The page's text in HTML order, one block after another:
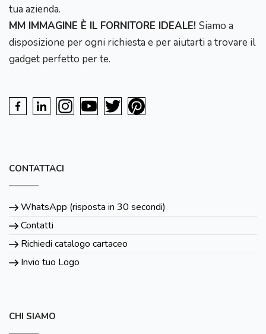
tua azienda.
MM IMMAGINE È IL FORNITORE IDEALE! Siamo a
disposizione per ogni richiesta e per aiutarti a trovare il
gadget perfetto per te.
CONTATTACI
WhatsApp (risposta in 30 secondi)
Contatti
Richiedi catalogo cartaceo
Invio tuo Logo
CHI SIAMO